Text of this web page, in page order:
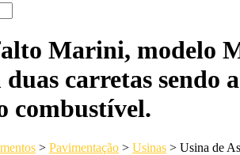
Marini, modelo
carretas sendo
combustível.
> Pavimentação > Usinas > Usina de